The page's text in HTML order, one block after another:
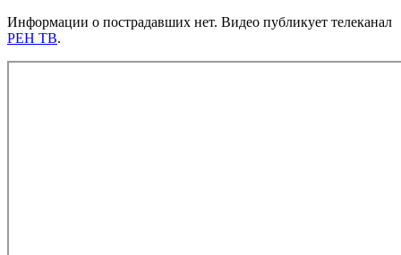
Информации о пострадавших нет. Видео публикует телеканал
РЕН ТВ.